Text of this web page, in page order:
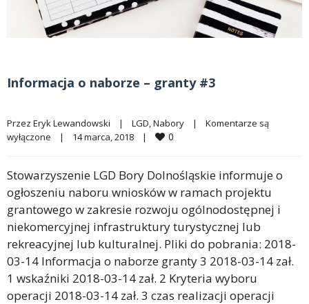
Informacja o naborze – granty #3
Przez Eryk Lewandowski | LGD Nabory |
Komentarze są
wyłączone
| 14 marca, 2018 | 0
Stowarzyszenie LGD Bory Dolnośląskie informuje o
ogłoszeniu naboru wniosków w ramach projektu
grantowego w zakresie rozwoju ogólnodostępnej i
niekomercyjnej infrastruktury turystycznej lub
rekreacyjnej lub kulturalnej. Pliki do pobrania: 2018-
03-14 Informacja o naborze granty 3 2018-03-14 zał.
1 wskaźniki 2018-03-14 zał. 2 Kryteria wyboru
operacji 2018-03-14 zał. 3 czas realizacji operacji